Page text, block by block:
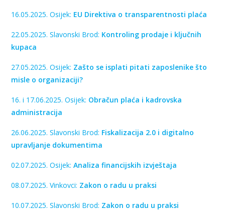
16.05.2025. Osijek: EU Direktiva o transparentnosti plaća
22.05.2025. Slavonski Brod: Kontroling prodaje i ključnih
kupaca
27.05.2025. Osijek: Zašto se isplati pitati zaposlenike što
misle o organizaciji?
16. i 17.06.2025. Osijek: Obračun plaća i kadrovska
administracija
26.06.2025. Slavonski Brod: Fiskalizacija 2.0 i digitalno
upravljanje dokumentima
02.07.2025. Osijek: Analiza financijskih izvještaja
08.07.2025. Vinkovci: Zakon o radu u praksi
10.07.2025. Slavonski Brod: Zakon o radu u praksi